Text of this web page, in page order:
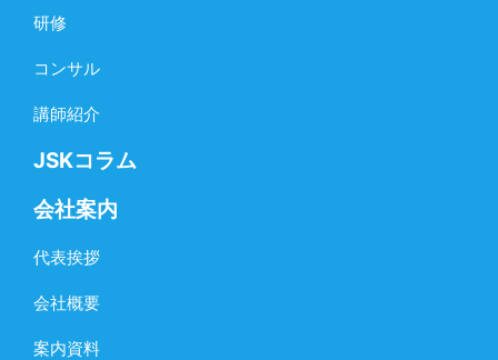
研修
コンサル
講師紹介
JSKコラム
会社案内
代表挨拶
会社概要
案内資料